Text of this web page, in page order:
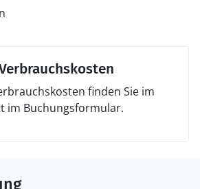
finden Sie im
im Buchungsformular.